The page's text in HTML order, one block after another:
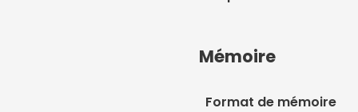
Mémoire
Format de mémoire